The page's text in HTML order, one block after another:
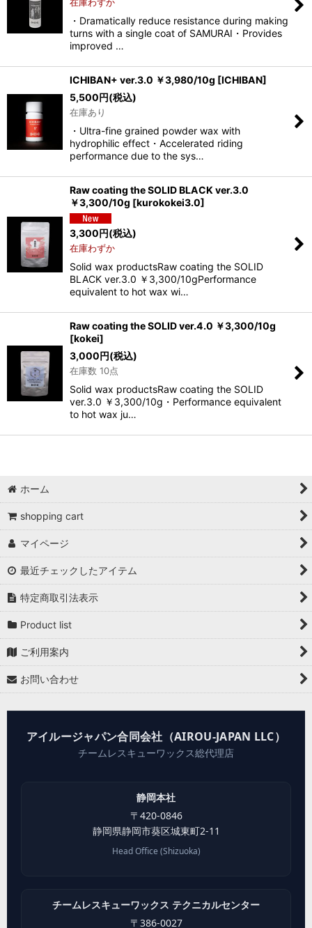
・Dramatically reduce resistance during making
turns with a single coat of SAMURAI・Provides
improved …
ICHIBAN+ ver.3.0 ￥3,980/10g [ICHIBAN]
5,500円(税込)
在庫あり
・Ultra-fine grained powder wax with
hydrophilic effect・Accelerated riding
performance due to the sys…
Raw coating the SOLID BLACK ver.3.0
￥3,300/10g [kurokokei3.0]
3,300円(税込)
在庫わずか
Solid wax productsRaw coating the SOLID
BLACK ver.3.0 ￥3,300/10gPerformance
equivalent to hot wax wi…
Raw coating the SOLID ver.4.0 ￥3,300/10g
[kokei]
3,000円(税込)
在庫数 10点
Solid wax productsRaw coating the SOLID
ver.3.0 ￥3,300/10g・Performance equivalent
to hot wax ju…
ホーム
shopping cart
マイページ
最近チェックしたアイテム
特定商取引法表示
Product list
ご利用案内
お問い合わせ
アイルージャパン合同会社（AIROU-JAPAN LLC）
チームレスキューワックス総代理店
静岡本社
〒 420-0846
静岡県静岡市葵区城東町2-11
Head Office (Shizuoka)
チームレスキューワックス テクニカルセンター
〒 386-0027